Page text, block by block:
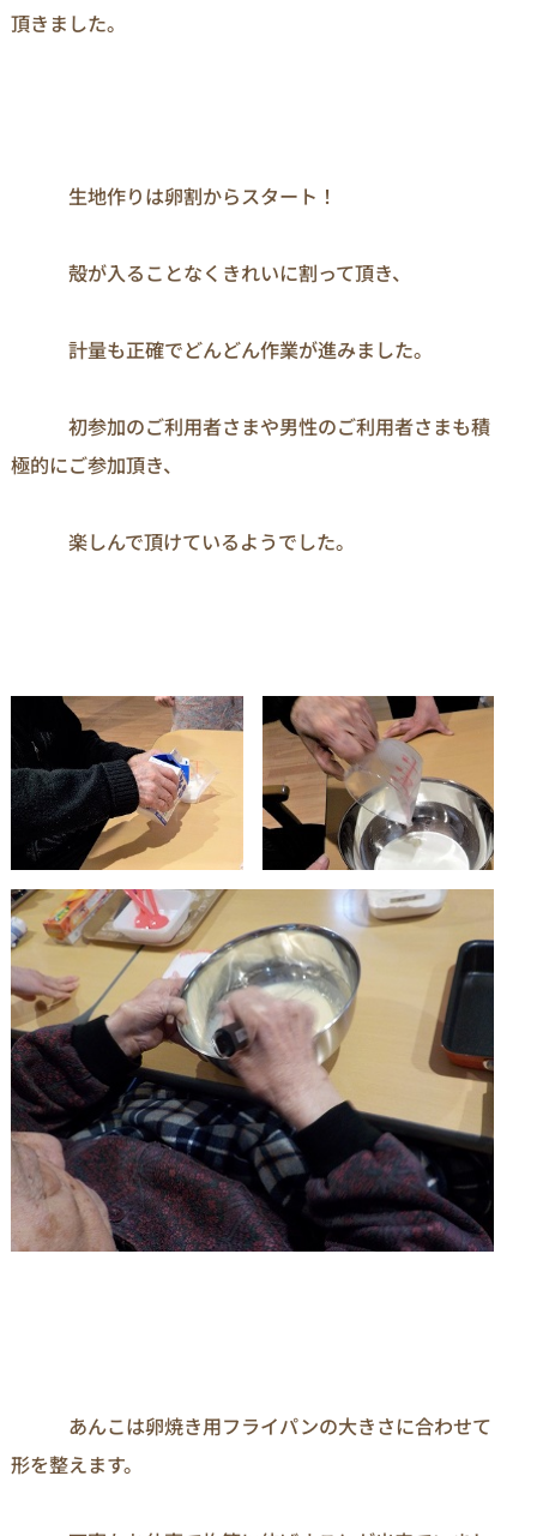
頂きました。
生地作りは卵割からスタート！
殻が入ることなくきれいに割って頂き、
計量も正確でどんどん作業が進みました。
初参加のご利用者さまや男性のご利用者さまも積
極的にご参加頂き、
楽しんで頂けているようでした。
あんこは卵焼き用フライパンの大きさに合わせて
形を整えます。